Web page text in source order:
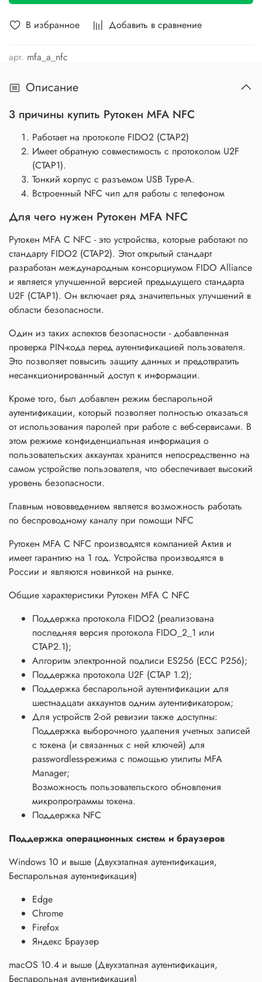
В избранное Добавить в сравнение
арт. mfa_a_nfc
Описание
3 причины купить Рутокен MFA NFC
Работает на протоколе FIDO2 (CTAP2)
Имеет обратную совместимость с протоколом U2F
(CTAP1).
Тонкий корпус с разъемом USB Type-A.
Встроенный NFC чип для работы с телефоном
Для чего нужен Рутокен MFA NFC
Рутокен MFA C NFC - это устройства, которые работают по
стандарту FIDO2 (CTAP2). Этот открытый стандарт
разработан международным консорциумом FIDO Alliance
и является улучшенной версией предыдущего стандарта
U2F (CTAP1). Он включает ряд значительных улучшений в
области безопасности.
Один из таких аспектов безопасности - добавленная
проверка PIN-кода перед аутентификацией пользователя.
Это позволяет повысить защиту данных и предотвратить
несанкционированный доступ к информации.
Кроме того, был добавлен режим беспарольной
аутентификации, который позволяет полностью отказаться
от использования паролей при работе с веб-сервисами. В
этом режиме конфиденциальная информация о
пользовательских аккаунтах хранится непосредственно на
самом устройстве пользователя, что обеспечивает высокий
уровень безопасности.
Главным нововведением является возможность работать
по беспроводному каналу при помощи NFC
Рутокен MFA C NFC производятся компанией Актив и
имеет гарантию на 1 год. Устройства производятся в
России и являются новинкой на рынке.
Общие характеристики Рутокен MFA C NFC
Поддержка протокола FIDO2 (реализована
последняя версия протокола FIDO_2_1 или
CTAP2.1);
Алгоритм электронной подписи ES256 (ECC P256);
Поддержка протокола U2F (CTAP 1.2);
Поддержка беспарольной аутентификации для
шестнадцати аккаунтов одним аутентификатором;
Для устройств 2-ой ревизии также доступны:
Поддержка выборочного удаления учетных записей
с токена (и связанных с ней ключей) для
passwordless-режима с помощью утилиты MFA
Manager;
Возможность пользовательского обновления
микропрограммы токена.
Поддержка NFC
Поддержка операционных систем и браузеров
Windows 10 и выше (Двухэтапная аутентификация,
Беспарольная аутентификация)
Edge
Chrome
Firefox
Яндекс Браузер
macOS 10.4 и выше (Двухэтапная аутентификация,
Беспарольная аутентификация)